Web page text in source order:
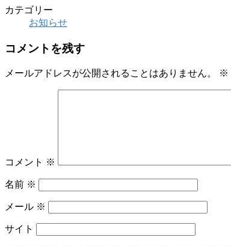
カテゴリー
お知らせ
コメントを残す
メールアドレスが公開されることはありません。 ※
コメント ※
名前 ※
メール ※
サイト